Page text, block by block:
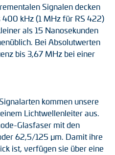
Signalen decken
kHz (1 MHz für RS 422)
als 15 Nanosekunden
Bei Absolutwerten
bis 3,67 MHz bei einer
kommen unsere
Lichtwellenleiter aus.
Glasfaser mit den
62,5/125 µm. Damit ihre
ist, verfügen sie über eine